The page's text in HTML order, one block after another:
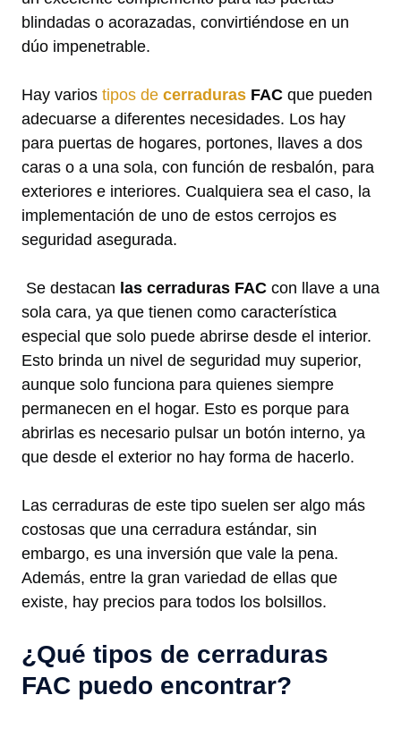
blindadas o acorazadas, convirtiéndose en un
dúo impenetrable.
Hay varios tipos de cerraduras FAC que pueden
adecuarse a diferentes necesidades. Los hay
para puertas de hogares, portones, llaves a dos
caras o a una sola, con función de resbalón, para
exteriores e interiores. Cualquiera sea el caso, la
implementación de uno de estos cerrojos es
seguridad asegurada.
Se destacan las cerraduras FAC con llave a una
sola cara, ya que tienen como característica
especial que solo puede abrirse desde el interior.
Esto brinda un nivel de seguridad muy superior,
aunque solo funciona para quienes siempre
permanecen en el hogar. Esto es porque para
abrirlas es necesario pulsar un botón interno, ya
que desde el exterior no hay forma de hacerlo.
Las cerraduras de este tipo suelen ser algo más
costosas que una cerradura estándar, sin
embargo, es una inversión que vale la pena.
Además, entre la gran variedad de ellas que
existe, hay precios para todos los bolsillos.
¿Qué tipos de cerraduras
FAC puedo encontrar?